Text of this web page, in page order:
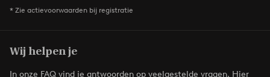
* Zie actievoorwaarden bij registratie
Wij helpen je
In onze FAQ vind je antwoorden op veelgestelde vragen. Hier